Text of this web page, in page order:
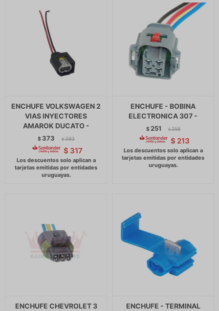
ENCHUFE VOLKSWAGEN 2
VIAS INYECTORES
AMAROK DUCATO -
$ 373 $ 383
$ 317
ENCHUFE - BOBINA
ELECTRONICA 307 -
$ 251 $ 258
$ 213
ENCHUFE CHEVROLET 3
ENCHUFE - TERMINAL